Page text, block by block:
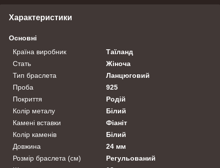
Характеристики
Основні
Країна виробник
Таїланд
Стать
Жіноча
Тип браслета
Ланцюговий
Проба
925
Покриття
Родій
Колір металу
Білий
Камені вставки
Фіаніт
Колір каменів
Білий
Довжина
24 мм
Розмір браслета (см)
Регульований